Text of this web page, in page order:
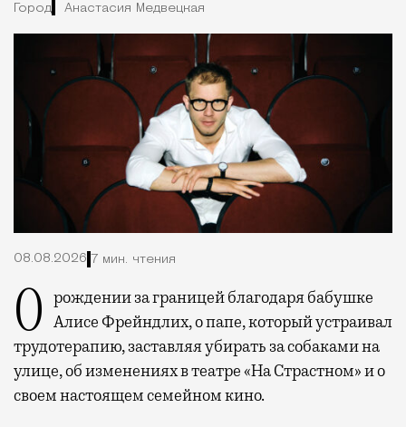
Город Анастасия Медвецкая
08.08.2026 7 мин. чтения
О рождении за границей благодаря бабушке Алисе Фрейндлих, о папе, который устраивал
трудотерапию, заставляя убирать за собаками на
улице, об изменениях в театре «На Страстном» и о
своем настоящем семейном кино.